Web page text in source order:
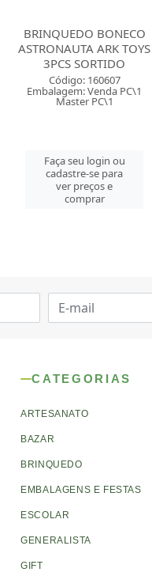
BRINQUEDO BONECO
ASTRONAUTA ARK TOYS
3PCS SORTIDO
Código: 160607
Embalagem: Venda PC\1
Master PC\1
Faça seu login ou
cadastre-se para
ver preços e
comprar
CATEGORIAS
ARTESANATO
BAZAR
BRINQUEDO
EMBALAGENS E FESTAS
ESCOLAR
GENERALISTA
GIFT